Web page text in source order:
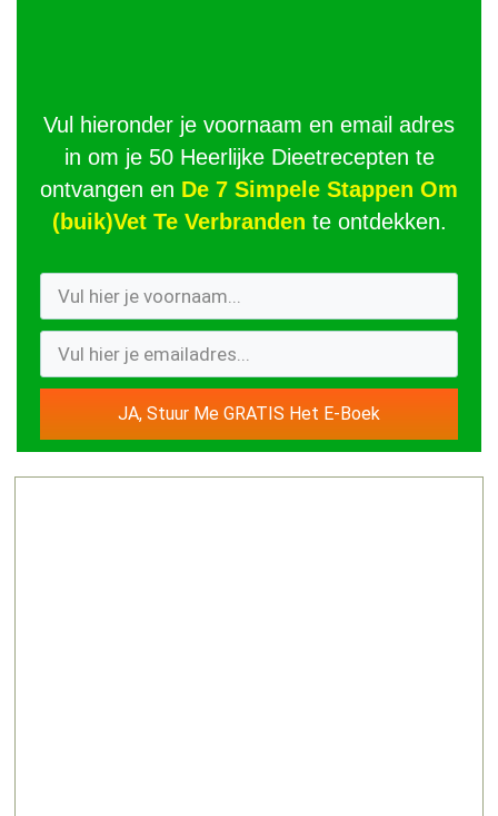
Vul hieronder je voornaam en email adres
in om je 50 Heerlijke Dieetrecepten te
ontvangen en De 7 Simpele Stappen Om
(buik)Vet Te Verbranden te ontdekken.
JA, Stuur Me GRATIS Het E-Boek